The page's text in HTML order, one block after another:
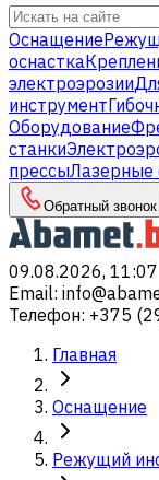
Оснащение
оснастка
электроэрозии
инструмент
Оборудование
станки
прессыЛазерные
Обратный звонок
09.08.2026, 11:07
Email:
Телефон: +375
Главная
Оснащение
Режущий